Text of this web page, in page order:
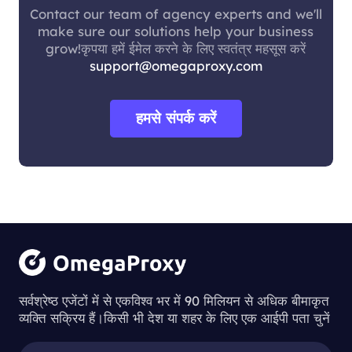
Contact our team of agency experts and we'll
make sure our solutions help your business
grow!कृपया हमें ईमेल करने के लिए स्वतंत्र महसूस करें
support@omegaproxy.com
हमसे संपर्क करें
सर्वश्रेष्ठ एजेंटों में से एकविश्व भर में 90 मिलियन से अधिक बीमाकृत
व्यक्ति सक्रिय हैं।किसी भी देश या शहर के लिए एक आईपी पता चुनें